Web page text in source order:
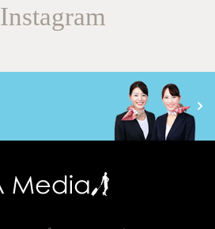
Instagram